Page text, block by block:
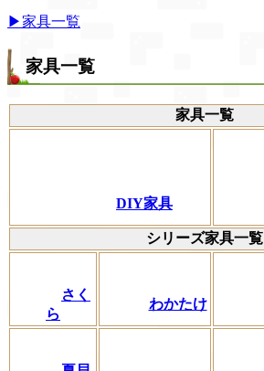
▶家具一覧
家具一覧
家具一覧
DIY家具
シリーズ家具一覧
さく
ら
わかたけ